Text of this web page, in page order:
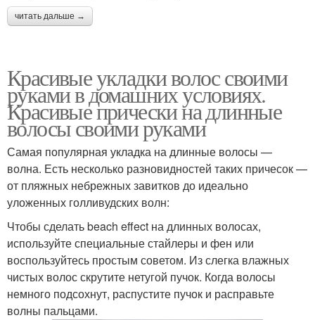
читать дальше →
Красивые укладки волос своими
руками в домашних условиях.
Красивые прически на длинные
волосы своими руками
Самая популярная укладка на длинные волосы —
волна. Есть несколько разновидностей таких причесок —
от пляжных небрежных завитков до идеально
уложенных голливудских волн:
Чтобы сделать beach effect на длинных волосах,
используйте специальные стайлеры и фен или
воспользуйтесь простым советом. Из слегка влажных
чистых волос скрутите нетугой пучок. Когда волосы
немного подсохнут, распустите пучок и расправьте
волны пальцами.